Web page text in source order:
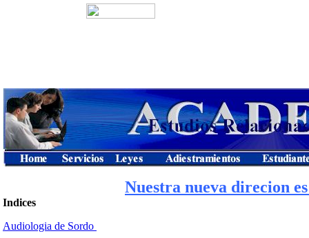
Nuestra nueva direcion
Indices
Audiologia de Sordo